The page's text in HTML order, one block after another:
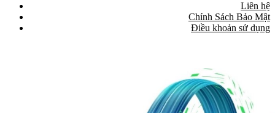
Liên hệ
Chính Sách Bảo Mật
Điều khoản sử dụng